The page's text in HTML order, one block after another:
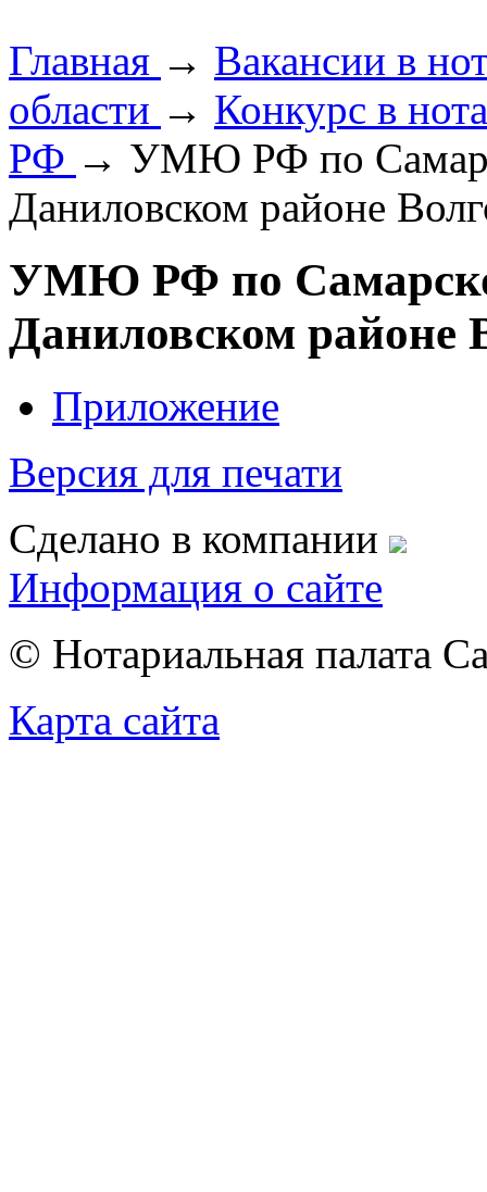
Главная → Вакансии в
области → Конкурс в
РФ → УМЮ РФ по
Даниловском районе
УМЮ РФ по
Даниловском районе
Приложение
Версия для печати
Сделано в компании
Информация о сайте
© Нотариальная палата
Карта сайта